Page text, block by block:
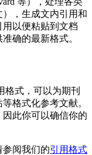
，生成文内引用和
以便粘贴到文档
确的最新格式。
格式，可以为期刊
格式化参考文献。
此你可以确信你的
阅我们的引用格式